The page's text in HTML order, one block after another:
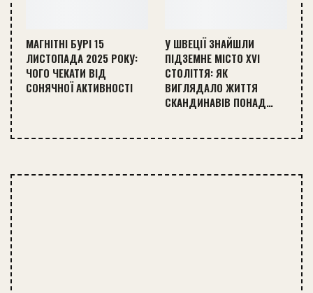
МАГНІТНІ БУРІ 15
ЛИСТОПАДА 2025 РОКУ:
ЧОГО ЧЕКАТИ ВІД
СОНЯЧНОЇ АКТИВНОСТІ
У ШВЕЦІЇ ЗНАЙШЛИ
ПІДЗЕМНЕ МІСТО XVI
СТОЛІТТЯ: ЯК
ВИГЛЯДАЛО ЖИТТЯ
СКАНДИНАВІВ ПОНАД…